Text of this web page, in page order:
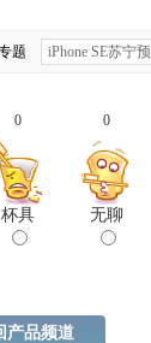
题
0
杯具
0
无聊
产品频道